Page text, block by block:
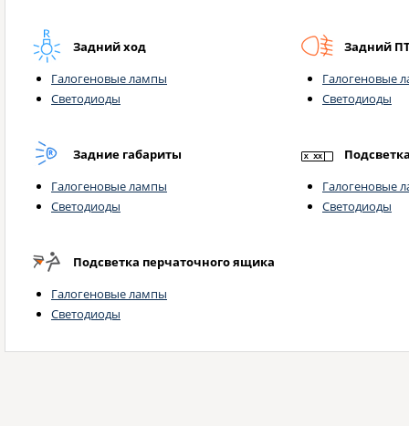
Задний ход
Галогеновые лампы
Светодиоды
Задний
Галогеновые
Светодиоды
Задние габариты
Галогеновые лампы
Светодиоды
Галогеновые
Светодиоды
Подсветка перчаточного ящика
Галогеновые лампы
Светодиоды